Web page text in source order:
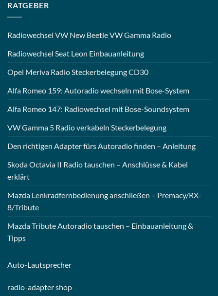
RATGEBER
Radiowechsel VW New Beetle VW Gamma Radio
Radiowechsel Seat Leon Einbauanleitung
Opel Meriva Radio Steckerbelegung CD30
Alfa Romeo 159: Autoradio wechseln mit Bose-System
Alfa Romeo 147: Radiowechsel mit Bose-Soundsystem
VW Gamma 5 Radio verkabeln Steckerbelegung
Den richtigen Adapter fürs Autoradio finden – Anleitung
Skoda Octavia II Radio tauschen – Anschlüsse & Kabel
erklärt
Mazda Lenkradfernbedienung anschließen – Premacy/RX-
8/Tribute
Mazda Tribute Autoradio tauschen – Einbauanleitung &
Tipps
Auto-Lautsprecher
radio-adapter shop